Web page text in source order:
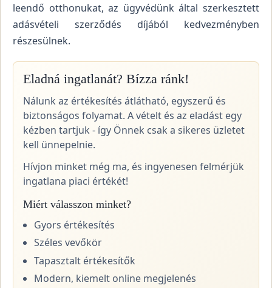
leendő otthonukat, az ügyvédünk által szerkesztett
adásvételi szerződés díjából kedvezményben
részesülnek.
Eladná ingatlanát? Bízza ránk!
Nálunk az értékesítés átlátható, egyszerű és
biztonságos folyamat. A vételt és az eladást egy
kézben tartjuk - így Önnek csak a sikeres üzletet
kell ünnepelnie.
Hívjon minket még ma, és ingyenesen felmérjük
ingatlana piaci értékét!
Miért válasszon minket?
Gyors értékesítés
Széles vevőkör
Tapasztalt értékesítők
Modern, kiemelt online megjelenés